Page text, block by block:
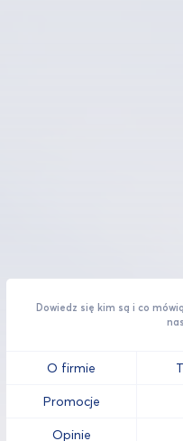
Dowiedz się kim są i co
O firmie
Promocje
Opinie